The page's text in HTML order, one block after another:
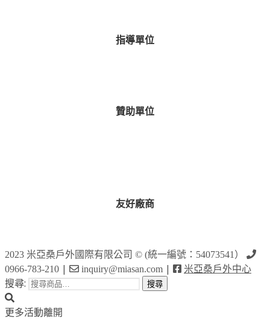
指導單位
贊助單位
友好廠商
2023 米亞桑戶外國際有限公司 © (統一編號：54073541）
0966-783-210 | inquiry@miasan.com | 米亞桑戶外中心
搜尋: 搜尋
更多活動離開